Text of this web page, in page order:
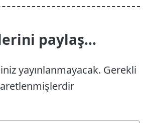
paylaş...
yayınlanmayacak. Gerekli